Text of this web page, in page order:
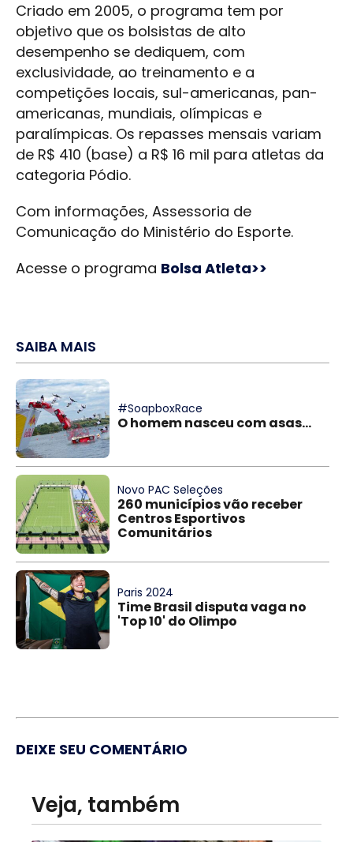
Criado em 2005, o programa tem por
objetivo que os bolsistas de alto
desempenho se dediquem, com
exclusividade, ao treinamento e a
competições locais, sul-americanas, pan-
americanas, mundiais, olímpicas e
paralímpicas. Os repasses mensais variam
de R$ 410 (base) a R$ 16 mil para atletas da
categoria Pódio.
Com informações, Assessoria de
Comunicação do Ministério do Esporte.
Acesse o programa Bolsa Atleta>>
SAIBA MAIS
#SoapboxRace
O homem nasceu com asas...
Novo PAC Seleções
260 municípios vão receber
Centros Esportivos
Comunitários
Paris 2024
Time Brasil disputa vaga no
'Top 10' do Olimpo
DEIXE SEU COMENTÁRIO
Veja, também